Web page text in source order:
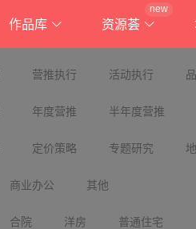
作品库 资源荟
new
营推执行 活动执行
年度营推 半年度营推
定价策略 专题研究
商业办公 其他
合院 洋房 普通住宅